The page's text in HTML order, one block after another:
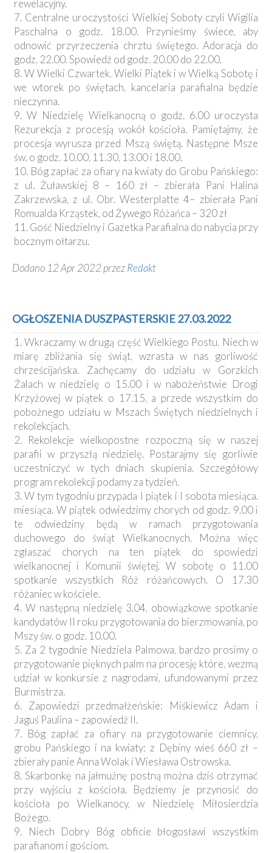
rewelacyjny.
7. Centralne uroczystości Wielkiej Soboty czyli Wigilia
Paschalna o godz. 18.00. Przynieśmy świece, aby
odnowić przyrzeczenia chrztu świętego. Adoracja do
godz. 22.00. Spowiedź od godz. 20.00 do 22.00.
8. W Wielki Czwartek, Wielki Piątek i w Wielką Sobotę i
we wtorek po świętach, kancelaria parafialna będzie
nieczynna.
9. W Niedzielę Wielkanocną o godz. 6.00 uroczysta
Rezurekcja z procesją wokół kościoła. Pamiętajmy, że
procesja wyrusza przed Mszą świętą. Następne Msze
św. o godz. 10.00, 11.30, 13.00 i 18.00.
10. Bóg zapłać za ofiary na kwiaty do Grobu Pańskiego:
z ul. Żuławskiej 8 – 160 zł – zbierała Pani Halina
Zakrzewska, z ul. Obr. Westerplatte 4– zbierała Pani
Romualda Krząstek, od Żywego Różańca – 320 zł
11. Gość Niedzielny i Gazetka Parafialna do nabycia przy
bocznym ołtarzu.
Dodano 12 Apr 2022 przezRedakt
OGŁOSZENIA DUSZPASTERSKIE 27.03.2022
1. Wkraczamy w drugą część Wielkiego Postu. Niech w
miarę zbliżania się świąt, wzrasta w nas gorliwość
chrześcijańska. Zachęcamy do udziału w Gorzkich
Żalach w niedzielę o 15.00 i w nabożeństwie Drogi
Krzyżowej w piątek o 17.15, a przede wszystkim do
pobożnego udziału w Mszach Świętych niedzielnych i
rekolekcjach.
2. Rekolekcje wielkopostne rozpoczną się w naszej
parafii w przyszłą niedzielę. Postarajmy się gorliwie
uczestniczyć w tych dniach skupienia. Szczegółowy
program rekolekcji podamy za tydzień.
3. W tym tygodniu przypada I piątek i I sobota miesiąca.
miesiąca. W piątek odwiedzimy chorych od godz. 9.00 i
te odwiedziny będą w ramach przygotowania
duchowego do świąt Wielkanocnych. Można więc
zgłaszać chorych na ten piątek do spowiedzi
wielkanocnej i Komunii świętej. W sobotę o 11.00
spotkanie wszystkich Róż różańcowych. O 17.30
różaniec w kościele.
4. W następną niedzielę 3.04, obowiązkowe spotkanie
kandydatów II roku przygotowania do bierzmowania, po
Mszy św. o godz. 10.00.
5. Za 2 tygodnie Niedziela Palmowa, bardzo prosimy o
przygotowanie pięknych palm na procesję które, wezmą
udział w konkursie z nagrodami, ufundowanymi przez
Burmistrza.
6. Zapowiedzi przedmałżeńskie: Miśkiewicz Adam i
Jaguś Paulina – zapowiedź II.
7. Bóg zapłać za ofiary na przygotowanie ciemnicy,
grobu Pańskiego i na kwiaty: z Dębiny wieś 660 zł –
zbierały panie Anna Wolak i Wiesława Ostrowska.
8. Skarbonkę na jałmużnę postną można dziś otrzymać
przy wyjściu z kościoła. Będziemy je przynosić do
kościoła po Wielkanocy, w Niedzielę Miłosierdzia
Bożego.
9. Niech Dobry Bóg obficie błogosławi wszystkim
parafianom i gościom.